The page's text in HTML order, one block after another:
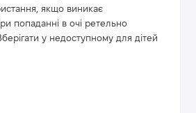
якщо виникає
попаданні в очі ретельно
у недоступному для дітей